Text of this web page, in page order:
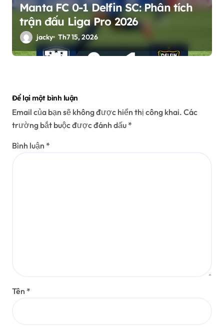
Manta FC 0-1 Delfin SC: Phân tích
trận đấu Liga Pro 2026
jacky Th7 15, 2026
Để lại một bình luận
Email của bạn sẽ không được hiển thị công khai. Các
trường bắt buộc được đánh dấu *
Bình luận *
Tên *